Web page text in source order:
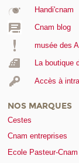
Handi'cnam
Cnam blog
musée des
La boutique
Accès à
NOS MARQUES
Cestes
Cnam entreprises
Ecole Pasteur-Cnam